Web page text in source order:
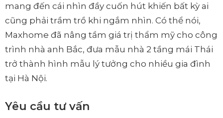
mang đến cái nhìn đầy cuốn hút khiến bất kỳ ai
cũng phải trầm trồ khi ngắm nhìn. Có thể nói,
Maxhome đã nâng tầm giá trị thẩm mỹ cho công
trình nhà anh Bắc, đưa mẫu nhà 2 tầng mái Thái
trở thành hình mẫu lý tưởng cho nhiều gia đình
tại Hà Nội.
Yêu cầu tư vấn